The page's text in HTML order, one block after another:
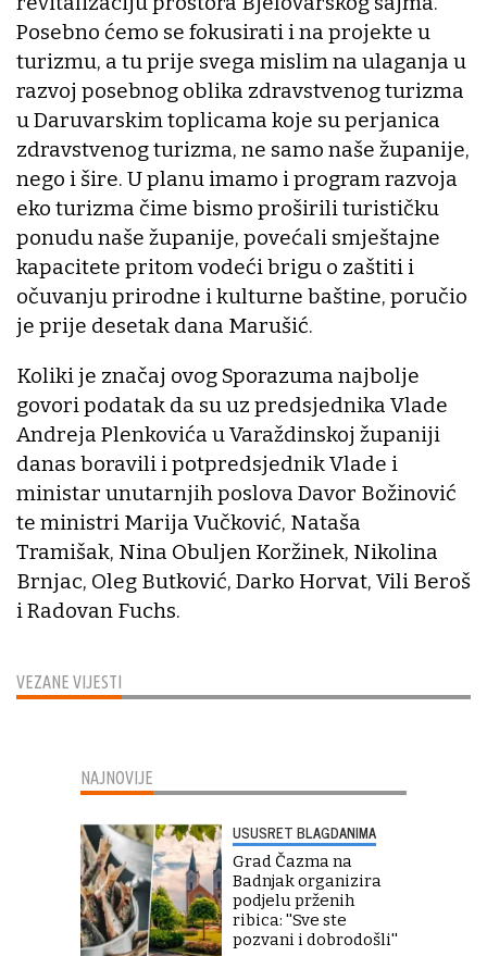
VEZANE VIJESTI
Posebno ćemo se fokusirati i na projekte u
turizmu, a tu prije svega mislim na ulaganja u
razvoj posebnog oblika zdravstvenog turizma
u Daruvarskim toplicama koje su perjanica
zdravstvenog turizma, ne samo naše županije,
nego i šire. U planu imamo i program razvoja
eko turizma čime bismo proširili turističku
ponudu naše županije, povećali smještajne
kapacitete pritom vodeći brigu o zaštiti i
očuvanju prirodne i kulturne baštine, poručio
je prije desetak dana Marušić.
Koliki je značaj ovog Sporazuma najbolje
govori podatak da su uz predsjednika Vlade
Andreja Plenkovića u Varaždinskoj županiji
danas boravili i potpredsjednik Vlade i
ministar unutarnjih poslova Davor Božinović
te ministri Marija Vučković, Nataša
Tramišak, Nina Obuljen Koržinek, Nikolina
Brnjac, Oleg Butković, Darko Horvat, Vili Beroš
i Radovan Fuchs.
NAJNOVIJE
USUSRET BLAGDANIMA
Grad Čazma na
Badnjak organizira
podjelu prženih
ribica: ''Sve ste
pozvani i dobrodošli''